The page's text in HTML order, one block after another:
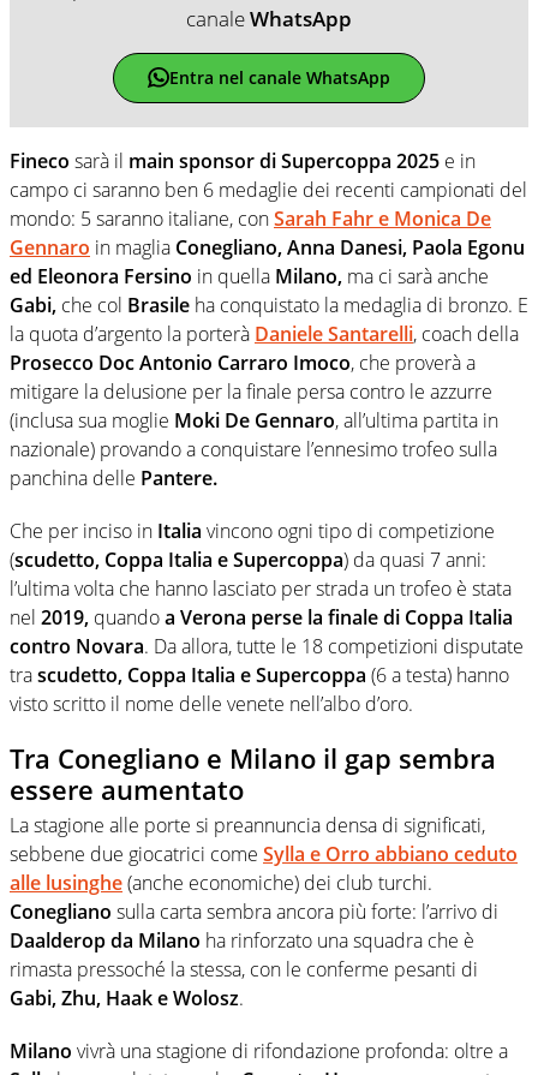
canaleWhatsApp
Entra nel canale WhatsApp
Fineco sarà il main sponsor di Supercoppa 2025 e in
campo ci saranno ben 6 medaglie dei recenti campionati del
mondo: 5 saranno italiane, conSarah Fahr e Monica De
Gennaro in maglia Conegliano, Anna Danesi, Paola Egonu
ed Eleonora Fersino in quella Milano, ma ci sarà anche
Gabi, che col Brasile ha conquistato la medaglia di bronzo. E
la quota d’argento la porterà Daniele Santarelli, coach della
Prosecco Doc Antonio Carraro Imoco, che proverà a
mitigare la delusione per la finale persa contro le azzurre
(inclusa sua moglie Moki De Gennaro, all’ultima partita in
nazionale) provando a conquistare l’ennesimo trofeo sulla
panchina delle Pantere.
Che per inciso in Italia vincono ogni tipo di competizione
(scudetto, Coppa Italia e Supercoppa) da quasi 7 anni:
l’ultima volta che hanno lasciato per strada un trofeo è stata
nel 2019, quandoa Verona perse la finale di Coppa Italia
contro Novara. Da allora, tutte le 18 competizioni disputate
trascudetto, Coppa Italia e Supercoppa (6 a testa) hanno
visto scritto il nome delle venete nell’albo d’oro.
Tra Conegliano e Milano il gap sembra
essere aumentato
La stagione alle porte si preannuncia densa di significati,
sebbene due giocatrici come Sylla e Orro abbiano ceduto
alle lusinghe(anche economiche) dei club turchi.
Conegliano sulla carta sembra ancora più forte: l’arrivo di
Daalderop da Milano ha rinforzato una squadra che è
rimasta pressoché la stessa, con le conferme pesanti di
Gabi, Zhu, Haak e Wolosz.
Milano vivrà una stagione di rifondazione profonda: oltre a